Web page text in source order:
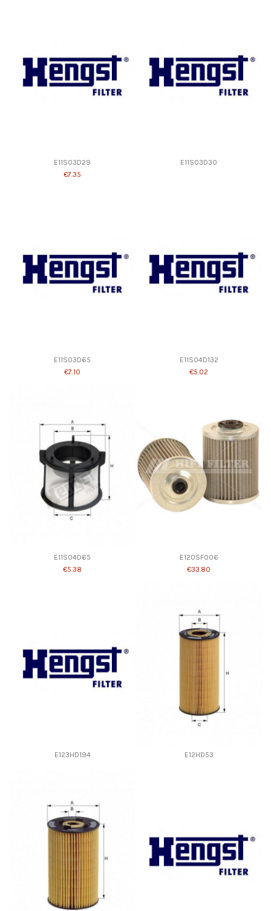
E11S03D29
€7.35
E11S03D30
E11S03D65
€7.10
E11S04D132
€5.02
E11S04D65
€5.38
E120SF006
€33.80
E123HD194 E12HD53